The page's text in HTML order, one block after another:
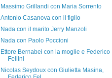
Massimo Grillandi con Maria Sorrento
Antonio Casanova con il figlio
Nada con il marito Jerry Manzoli
Nada con Paolo Poccioni
Ettore Bernabei con la moglie e Federico
Fellini
Nicolas Seydoux con Giulietta Masina,